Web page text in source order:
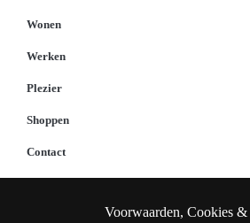
Wonen
Werken
Plezier
Shoppen
Contact
Voorwaarden, Cookies